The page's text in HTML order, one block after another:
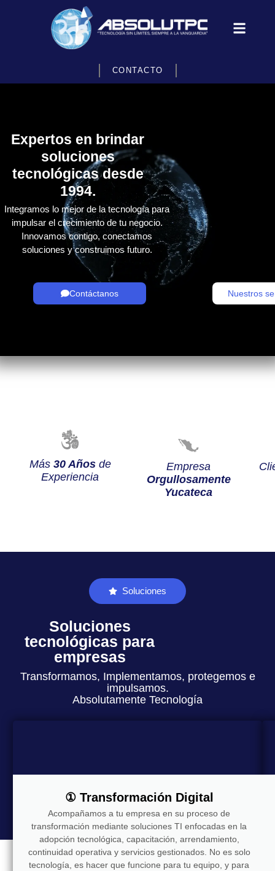
CONTACTO
Expertos en brindar
soluciones
tecnológicas desde
1994.
Integramos lo mejor de la tecnología para
impulsar el crecimiento de tu negocio.
Innovamos contigo, conectamos
soluciones y construimos futuro.
Contáctanos Nuestros
Más 30 Añosde
Experiencia
Empresa
Orgullosamente
Yucateca
Soluciones
Soluciones
tecnológicas para
empresas
Transformamos, Implementamos, protegemos e
impulsamos.
Absolutamente Tecnología
① Transformación Digital
Acompañamos a tu empresa en su proceso de
transformación mediante soluciones TI enfocadas en la
adopción tecnológica, capacitación, arrendamiento,
continuidad operativa y servicios gestionados. No es solo
tecnología, es hacer que funcione para tu equipo, y para